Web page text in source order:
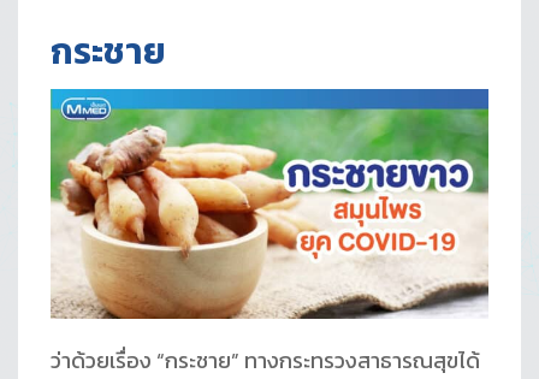
กระชาย
ว่าด้วยเรื่อง “กระชาย” ทางกระทรวงสาธารณสุขได้